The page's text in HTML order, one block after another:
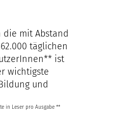
die mit Abstand
täglichen
ist
wichtigste
und
in Leser pro Ausgabe **